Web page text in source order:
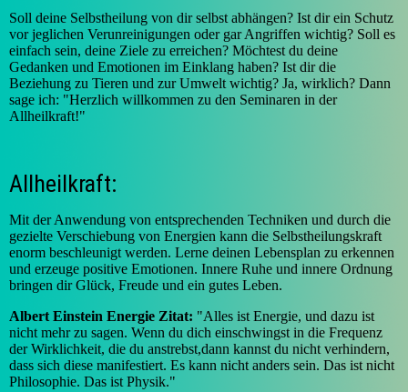
Soll deine Selbstheilung von dir selbst abhängen? Ist dir ein Schutz
vor jeglichen Verunreinigungen oder gar Angriffen wichtig? Soll es
einfach sein, deine Ziele zu erreichen? Möchtest du deine
Gedanken und Emotionen im Einklang haben? Ist dir die
Beziehung zu Tieren und zur Umwelt wichtig? Ja, wirklich? Dann
sage ich: "Herzlich willkommen zu den Seminaren in der
Allheilkraft!"
Allheilkraft:
Mit der Anwendung von entsprechenden Techniken und durch die
gezielte Verschiebung von Energien kann die Selbstheilungskraft
enorm beschleunigt werden. Lerne deinen Lebensplan zu erkennen
und erzeuge positive Emotionen. Innere Ruhe und innere Ordnung
bringen dir Glück, Freude und ein gutes Leben.
Albert Einstein Energie Zitat: "Alles ist Energie, und dazu ist
nicht mehr zu sagen. Wenn du dich einschwingst in die Frequenz
der Wirklichkeit, die du anstrebst,dann kannst du nicht verhindern,
dass sich diese manifestiert. Es kann nicht anders sein. Das ist nicht
Philosophie. Das ist Physik."